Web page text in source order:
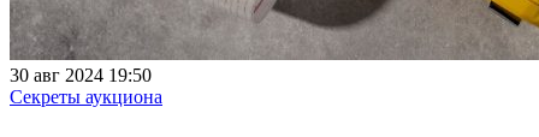
30 авг 2024 19:50
Секреты аукциона